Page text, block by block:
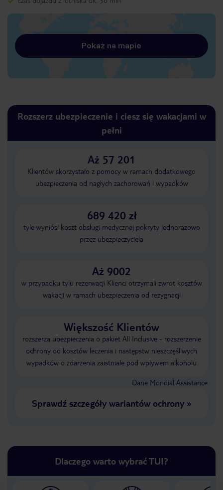
Pokaż na mapie
Rozszerz ubezpieczenie i ciesz się wakacjami w
pełni
Aż 57 201
Klientów skorzystało z pomocy w ramach dodatkowego
ubezpieczenia od nagłych zachorowań i wypadków
689 420 zł
tyle wyniósł koszt obsługi medycznej pokryty jednorazowo
przez ubezpieczyciela
Aż 9002
w przypadku tylu rezerwacji Klienci otrzymali zwrot kosztów
wakacji w ramach ubezpieczenia od rezygnacji
Większość Klientów
rozszerza ubezpieczenia o pakiet All Inclusive - rozszerzenie
ochrony od kosztów leczenia i następstw nieszczęśliwych
wypadków o zdarzenia zaistniałe pod wpływem alkoholu
Dane Mondial Assistance
Sprawdź szczegóły wariantów ochrony»
Dlaczego warto wybrać TUI?